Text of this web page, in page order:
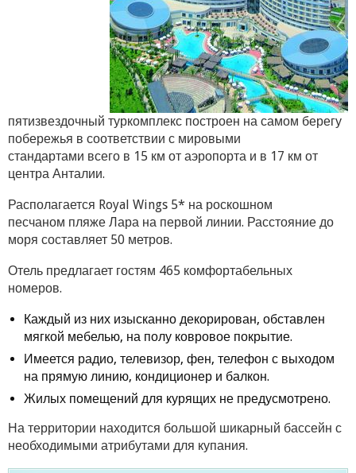
пятизвездочный туркомплекс построен на самом берегу
побережья в соответствии с мировыми
стандартами всего в 15 км от аэропорта и в 17 км от
центра Анталии.
Располагается Royal Wings 5* на роскошном
песчаном пляже Лара на первой линии. Расстояние до
моря составляет 50 метров.
Отель предлагает гостям 465 комфортабельных
номеров.
Каждый из них изысканно декорирован, обставлен
мягкой мебелью, на полу ковровое покрытие.
Имеется радио, телевизор, фен, телефон с выходом
на прямую линию, кондиционер и балкон.
Жилых помещений для курящих не предусмотрено.
На территории находится большой шикарный бассейн с
необходимыми атрибутами для купания.